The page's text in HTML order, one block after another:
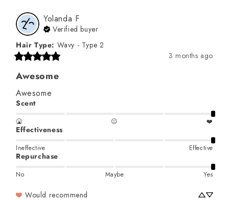
Yolanda F
Verified buyer
Hair Type: Wavy - Type 2
3 months ago
Awesome
Awesome
Scent
🤮 😐 ❤️
Effectiveness
Ineffective Effective
Repurchase
No Maybe Yes
Would recommend